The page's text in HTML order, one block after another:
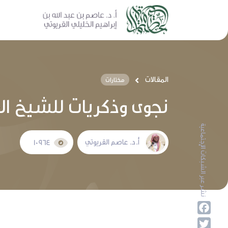
المقالات مختارات
نجوى وذكريات للشيخ
أ.د. عاصم القريوتي نشر عبر الشبكات الإجتماعية